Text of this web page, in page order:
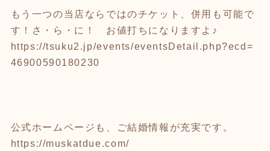
もう一つの当店ならではのチケット、併用も可能で
す！さ・ら・に！ お値打ちになりますよ♪
https://tsuku2.jp/events/eventsDetail.php?ecd=
46900590180230
公式ホームページも、ご結婚情報が充実です。
https://muskatdue.com/